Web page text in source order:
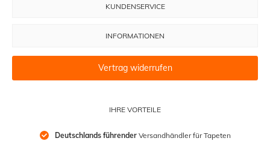
IHRE VORTEILE
Deutschlands führender Versandhändler für Tapeten
KUNDENSERVICE
INFORMATIONEN
Vertrag widerrufen